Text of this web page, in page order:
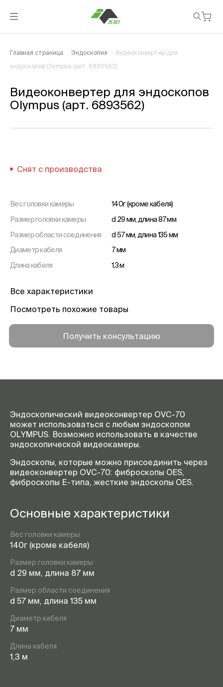
Главная страница Эндоскопия Видеоконвертер для
эндоскопов Olympus (арт. 6893562)
Видеоконвертер для эндоскопов
Olympus (арт. 6893562)
Снят с производства
Вес головки камеры
140г (кроме кабеля)
Размер головки камеры
d 29 мм, длина 87 мм
Размер области соединения
d 57 мм, длина 135 мм
Диаметр кабеля
7 мм
Длина кабеля
1,3 м
Все характеристики
Посмотреть похожие товары
Получить консультацию
Эндоскопический видеоконвертер OVC-70
может использоваться с любым эндоскопом
OLYMPUS. Возможно использовать в качестве
эндоскопической видеокамеры.
Эндоскопы, которые можно присоединить через
видеоконвертер OVC-70: фиброскопы OES,
фиброскопы Е-типа, жесткие эндоскопы OES.
Основные характеристики
Вес головки камеры
140г (кроме кабеля)
Размер головки камеры
d 29 мм, длина 87 мм
Размер области соединения
d 57 мм, длина 135 мм
Диаметр кабеля
7 мм
Длина кабеля
1,3 м